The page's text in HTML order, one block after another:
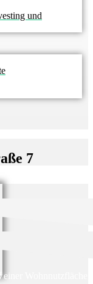
und
7
Wohnnutzfläche